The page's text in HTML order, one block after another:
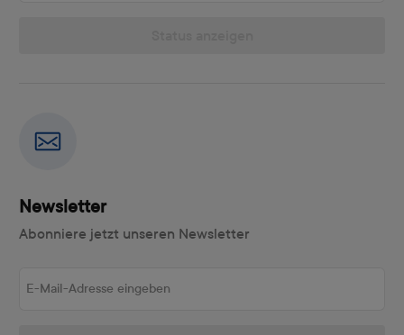
Newsletter
Abonniere jetzt unseren Newsletter